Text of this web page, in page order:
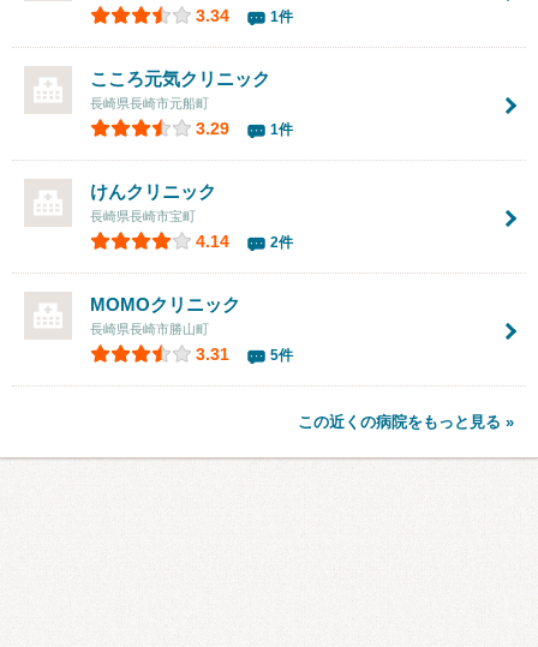
3.34 1件
こころ元気クリニック
長崎県長崎市元船町
3.29 1件
けんクリニック
長崎県長崎市宝町
4.14 2件
MOMOクリニック
長崎県長崎市勝山町
3.31 5件
この近くの病院をもっと見る »